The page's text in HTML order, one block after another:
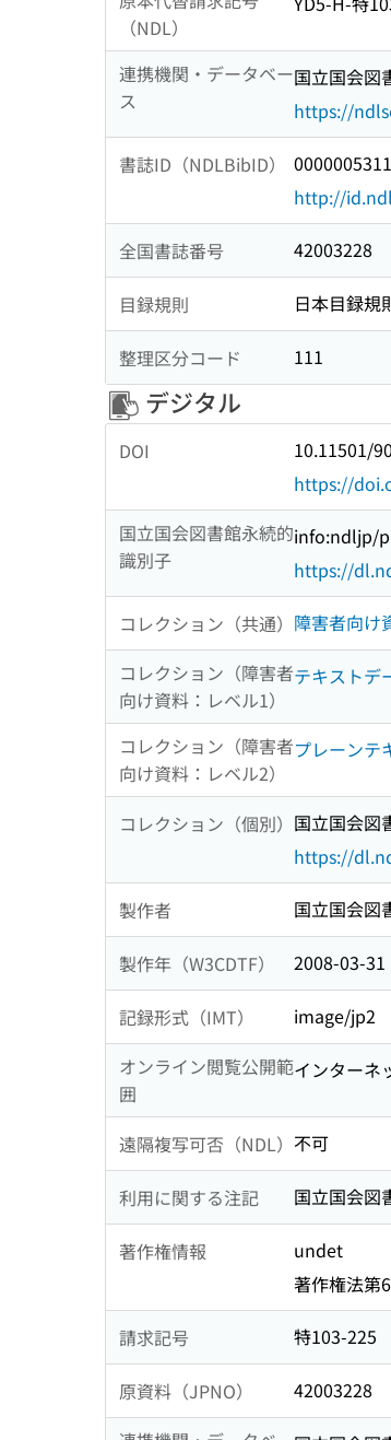
（NDL）
連携機関・データベー
ス
国立国会図
https://
書誌ID（NDLBibID）
http://
全国書誌番号 42003228
目録規則 日本目録規
整理区分コード 111
デジタル
DOI
10.11501/
https://
国立国会図書館永続的
識別子
info:ndljp/
https://
コレクション（共通） 障害者向け
コレクション（障害者
向け資料：レベル1）
テキストデ
コレクション（障害者
向け資料：レベル2）
プレーンテ
コレクション（個別） 国立国会図
https://
製作者 国立国会図
製作年（W3CDTF） 2008-03-31
記録形式（IMT）
image/jp2
オンライン閲覧公開範
囲
インターネ
遠隔複写可否（NDL） 不可
利用に関する注記 国立国会図
著作権情報
undet
著作権法第
請求記号 特103-225
原資料（JPNO）
42003228